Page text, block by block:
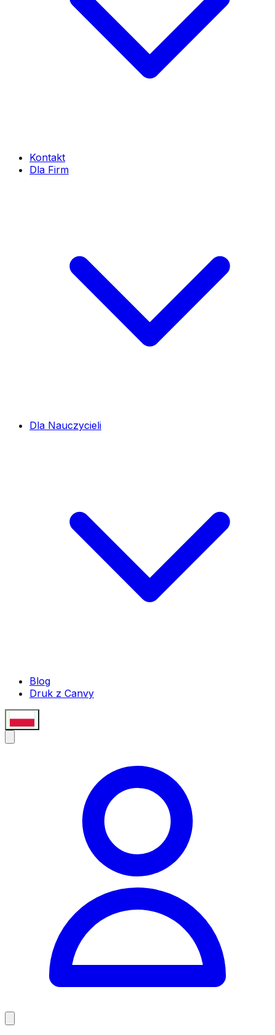
Kontakt
Dla Firm
Dla Nauczycieli
Blog
Druk z Canvy